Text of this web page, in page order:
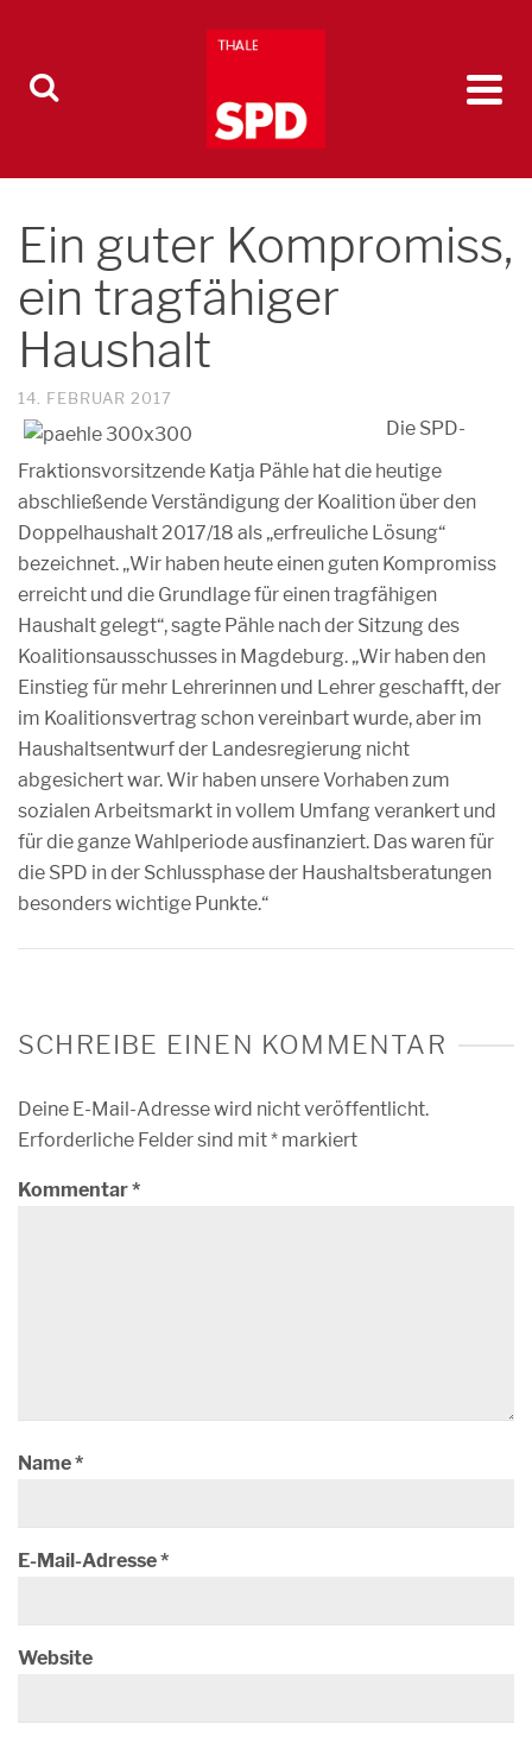
Ein guter Kompromiss,
ein tragfähiger
Haushalt
14. FEBRUAR 2017
Die SPD-
Fraktionsvorsitzende Katja Pähle hat die heutige
abschließende Verständigung der Koalition über den
Doppelhaushalt 2017/18 als „erfreuliche Lösung“
bezeichnet. „Wir haben heute einen guten Kompromiss
erreicht und die Grundlage für einen tragfähigen
Haushalt gelegt“, sagte Pähle nach der Sitzung des
Koalitionsausschusses in Magdeburg. „Wir haben den
Einstieg für mehr Lehrerinnen und Lehrer geschafft, der
im Koalitionsvertrag schon vereinbart wurde, aber im
Haushaltsentwurf der Landesregierung nicht
abgesichert war. Wir haben unsere Vorhaben zum
sozialen Arbeitsmarkt in vollem Umfang verankert und
für die ganze Wahlperiode ausfinanziert. Das waren für
die SPD in der Schlussphase der Haushaltsberatungen
besonders wichtige Punkte.“
SCHREIBE EINEN KOMMENTAR
Deine E-Mail-Adresse wird nicht veröffentlicht.
Erforderliche Felder sind mit* markiert
Kommentar*
Name*
E-Mail-Adresse*
Website